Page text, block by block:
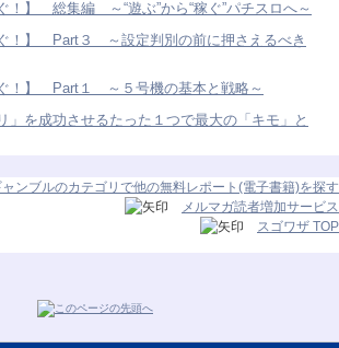
！】 総集編 ～“遊ぶ”から“稼ぐ”パチスロへ～
ぐ！】 Part３ ～設定判別の前に押さえるべき
ぐ！】 Part１ ～５号機の基本と戦略～
」を成功させるたった１つで最大の「キモ」と
ャンブルのカテゴリで他の無料レポート(電子書籍)を探す
メルマガ読者増加サービス
スゴワザ TOP